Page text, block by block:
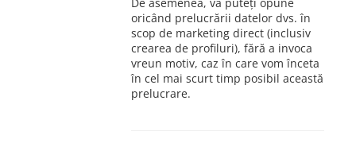
De asemenea, vă puteți opune
oricând prelucrării datelor dvs. în
scop de marketing direct (inclusiv
crearea de profiluri), fără a invoca
vreun motiv, caz în care vom înceta
în cel mai scurt timp posibil această
prelucrare.